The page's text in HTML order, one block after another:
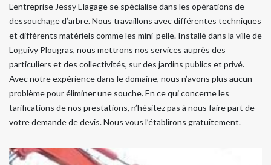
L’entreprise Jessy Elagage se spécialise dans les opérations de
dessouchage d’arbre. Nous travaillons avec différentes techniques
et différents matériels comme les mini-pelle. Installé dans la ville de
Loguivy Plougras, nous mettrons nos services auprès des
particuliers et des collectivités, sur des jardins publics et privé.
Avec notre expérience dans le domaine, nous n’avons plus aucun
problème pour éliminer une souche. En ce qui concerne les
tarifications de nos prestations, n’hésitez pas à nous faire part de
votre demande de devis. Nous vous l’établirons gratuitement.